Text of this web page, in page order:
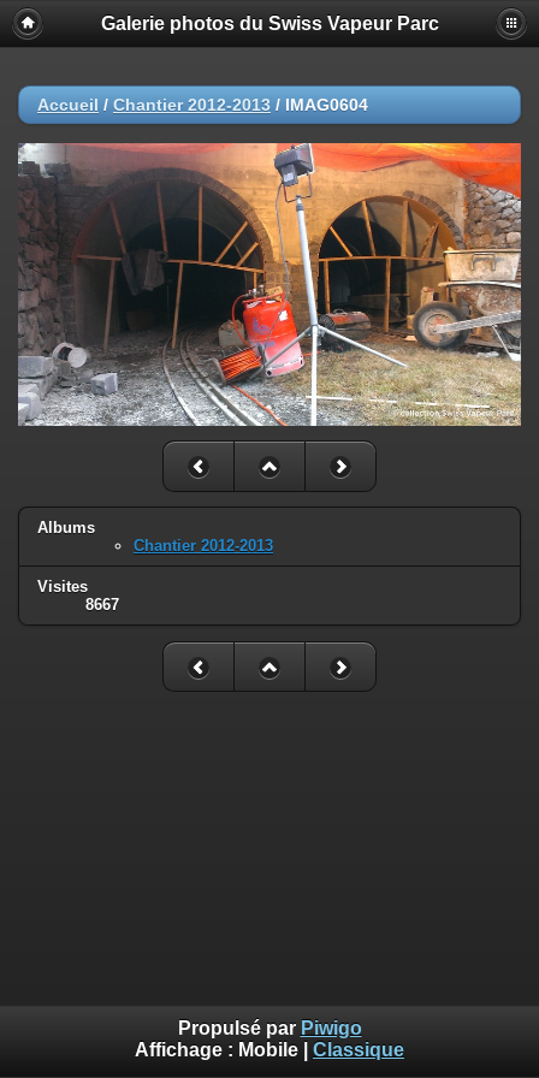
Galerie photos du Swiss Vapeur Parc
Accueil / Chantier 2012-2013 / IMAG0604
Albums
Chantier 2012-2013
Visites
8667
Propulsé par Piwigo
Affichage : Mobile Classique